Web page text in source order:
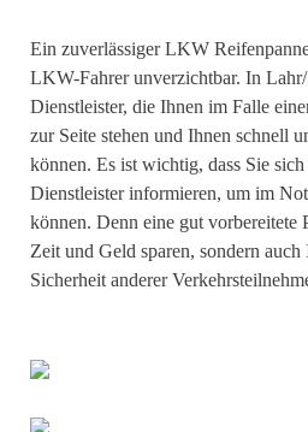
Ein zuverlässiger LKW
LKW-Fahrer unverzichtbar. In
Dienstleister, die Ihnen im Falle
zur Seite stehen und Ihnen schnell
können. Es ist wichtig, dass Sie
Dienstleister informieren, um im
können. Denn eine gut vorbereitete
Zeit und Geld sparen, sondern
Sicherheit anderer